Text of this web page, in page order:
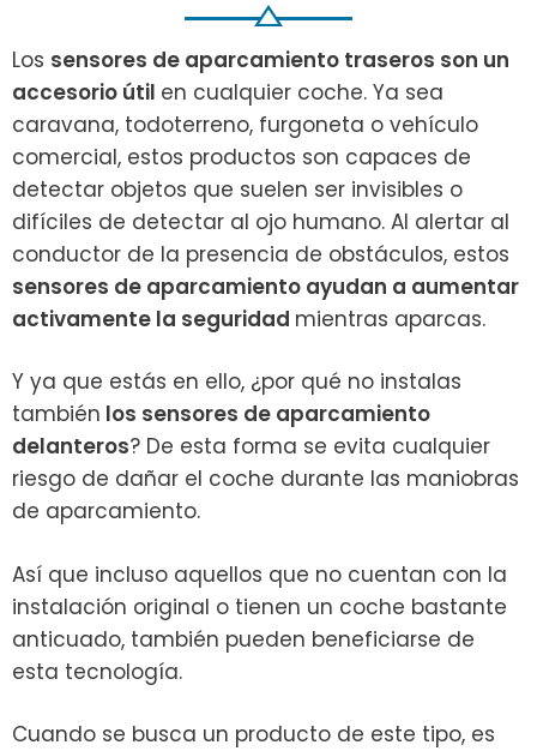
Los sensores de aparcamiento traseros son un
accesorio útil en cualquier coche. Ya sea
caravana, todoterreno, furgoneta o vehículo
comercial, estos productos son capaces de
detectar objetos que suelen ser invisibles o
difíciles de detectar al ojo humano. Al alertar al
conductor de la presencia de obstáculos, estos
sensores de aparcamiento ayudan a aumentar
activamente la seguridad mientras aparcas.
Y ya que estás en ello, ¿por qué no instalas
también los sensores de aparcamiento
delanteros? De esta forma se evita cualquier
riesgo de dañar el coche durante las maniobras
de aparcamiento.
Así que incluso aquellos que no cuentan con la
instalación original o tienen un coche bastante
anticuado, también pueden beneficiarse de
esta tecnología.
Cuando se busca un producto de este tipo, es